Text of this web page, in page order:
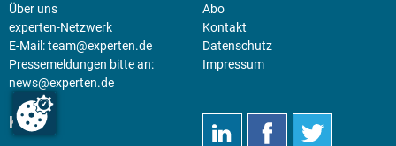
Über uns
experten-Netzwerk
E-Mail:team@experten.de
Pressemeldungen bitte an:
news@experten.de
Abo
Kontakt
Datenschutz
Impressum
KIOSK